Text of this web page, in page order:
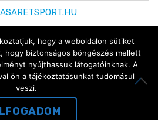
© 2024 Vasas Basket
IS MEGTALÁLSZ:
hogy a weboldalon sütiket
hogy biztonságos böngészés mellett
nyújthassuk látogatóinknak. A
ön a tájékoztatásunkat tudomásul
veszi.